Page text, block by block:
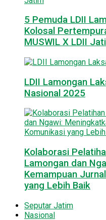
5 Pemuda LDII
Kolosal
MUSWIL X LDII
LDII Lamongan
Nasional 2025
Kolaborasi
Lamongan dan
Kemampuan
yang Lebih Baik
Seputar Jatim
Nasional